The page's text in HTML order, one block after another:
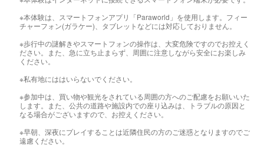
※本体験は、スマートフォンアプリ「Paraworld」を使用します。フィー
チャーフォン(ガラケー)、タブレットなどには対応しておりません。
※歩行中の謎解きやスマートフォンの操作は、大変危険ですのでお控えく
ださい。また、急に立ち止まらず、周囲に注意しながら安全にお楽しみ
ください。
※私有地にははいらないでください。
※参加中は、買い物や観光をされている周囲の方へのご配慮をお願いいた
します。また、公共の道路や施設内での座り込みは、トラブルの原因と
なる場合がございますので、お控えください。
※早朝、深夜にプレイすることは近隣住民の方のご迷惑となりますのでご
遠慮ください。